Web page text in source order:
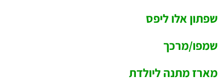
שפתון אלו ליפס
שמפו/מרכך
מארז מתנה ליולדת